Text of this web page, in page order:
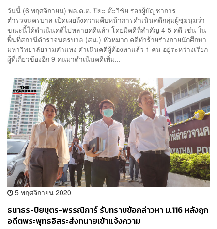
วันนี้ (6 พฤศจิกายน) พล.ต.ต. ปิยะ ต๊ะวิชัย รองผู้บัญชาการ
ตำรวจนครบาล เปิดเผยถึงความคืบหน้าการดำเนินคดีกลุ่มผู้ชุมนุมว่า
ขณะนี้ได้ดำเนินคดีไปหลายคดีแล้ว โดยมีคดีที่สำคัญ 4-5 คดี เช่น ใน
พื้นที่สถานีตำรวจนครบาล (สน.) หัวหมาก คดีทำร้ายร่างกายนักศึกษา
มหาวิทยาลัยรามคำแหง ดำเนินคดีผู้ต้องหาแล้ว 1 คน อยู่ระหว่างเรียก
ผู้ที่เกี่ยวข้องอีก 9 คนมาดำเนินคดีเพิ่ม...
5 พฤศจิกายน 2020
ธนาธร-ปิยบุตร-พรรณิการ์ รับทราบข้อกล่าวหา ม.116 หลังถูก
อดีตพระพุทธอิสระส่งทนายเข้าแจ้งความ